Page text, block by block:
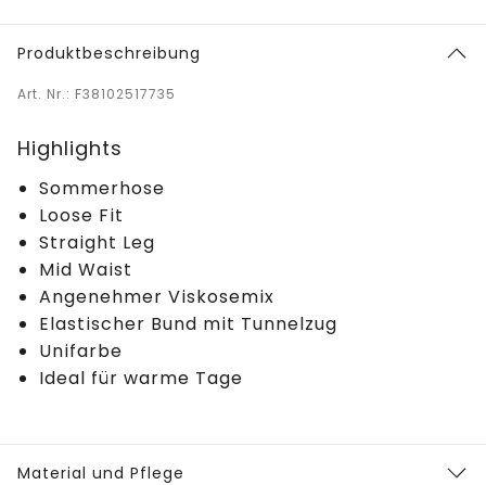
Produktbeschreibung
Art. Nr.: F38102517735
Highlights
Sommerhose
Loose Fit
Straight Leg
Mid Waist
Angenehmer Viskosemix
Elastischer Bund mit Tunnelzug
Unifarbe
Ideal für warme Tage
Material und Pflege